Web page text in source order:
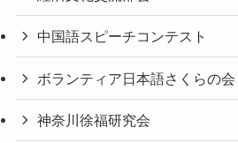
中国語スピーチコンテスト
ボランティア日本語さくらの会
神奈川徐福研究会